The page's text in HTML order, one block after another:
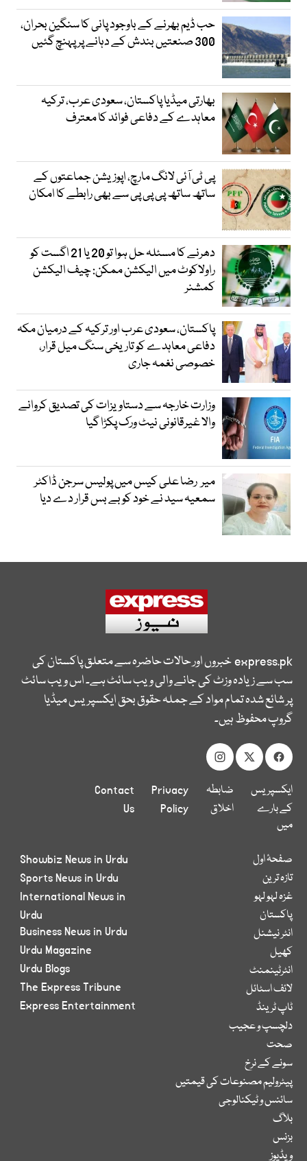
حب ڈیم بھرنے کے باوجود پانی کا سنگین بحران،
300 صنعتیں بندش کے دہانے پر پہنچ گئیں
بھارتی میڈیا پاکستان، سعودی عرب، ترکیہ
معاہدے کے دفاعی فوائد کا معترف
پی ٹی آئی لانگ مارچ، اپوزیشن جماعتوں کے
ساتھ ساتھ پی پی پی سے بھی رابطے کا امکان
دھرنے کا مسئلہ حل ہوا تو 20 یا 21 اگست کو
راولاکوٹ میں الیکشن ممکن: چیف الیکشن
کمشنر
پاکستان، سعودی عرب اور ترکیہ کے درمیان مکہ
دفاعی معاہدے کو تاریخی سنگ میل قرار،
خصوصی نغمہ جاری
وزارت خارجہ سے دستاویزات کی تصدیق کروانے
والا غیرقانونی نیٹ ورک پکڑا گیا
میر رضا علی کیس میں پولیس سرجن ڈاکٹر
سمعیہ سید نے خود کو بے بس قرار دے دیا
express.pkخبروں اور حالات حاضرہ سے متعلق پاکستان کی
سب سے زیادہ وزٹ کی جانے والی ویب سائٹ ہے۔ اس ویب سائٹ
پر شائع شدہ تمام مواد کے جملہ حقوق بحق ایکسپریس میڈیا
گروپ محفوظ ہیں۔
ایکسپریس
کے بارے
میں
ضابطہ
اخلاق
Privacy
Policy
Contact
Us
صفحۂ اول
تازہ ترین
غزہ لہو لہو
پاکستان
انٹر نیشنل
کھیل
انٹرٹینمنٹ
لائف اسٹائل
ٹاپ ٹرینڈ
دلچسپ و عجیب
صحت
سونے کے نرخ
پیٹرولیم مصنوعات کی قیمتیں
سائنس و ٹیکنالوجی
بلاگ
بزنس
ویڈیوز
Showbiz News in Urdu
Sports News in Urdu
International News in
Urdu
Business News in Urdu
Urdu Magazine
Urdu Blogs
The Express Tribune
Express Entertainment